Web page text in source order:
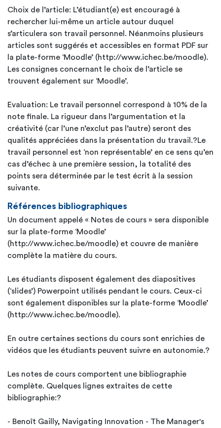
Choix de l’article: L’étudiant(e) est encouragé à
rechercher lui-même un article autour duquel
s’articulera son travail personnel. Néanmoins plusieurs
articles sont suggérés et accessibles en format PDF sur
la plate-forme ‘Moodle’ (http://www.ichec.be/moodle).
Les consignes concernant le choix de l’article se
trouvent également sur ‘Moodle’.
Evaluation: Le travail personnel correspond à 10% de la
note finale. La rigueur dans l’argumentation et la
créativité (car l’une n’exclut pas l’autre) seront des
qualités appréciées dans la présentation du travail.?Le
travail personnel est ‘non représentable’ en ce sens qu’en
cas d’échec à une première session, la totalité des
points sera déterminée par le test écrit à la session
suivante.
Références bibliographiques
Un document appelé « Notes de cours » sera disponible
sur la plate-forme ‘Moodle’
(http://www.ichec.be/moodle) et couvre de manière
complète la matière du cours.
Les étudiants disposent également des diapositives
(‘slides’) Powerpoint utilisés pendant le cours. Ceux-ci
sont également disponibles sur la plate-forme ‘Moodle’
(http://www.ichec.be/moodle).
En outre certaines sections du cours sont enrichies de
vidéos que les étudiants peuvent suivre en autonomie.?
Les notes de cours comportent une bibliographie
complète. Quelques lignes extraites de cette
bibliographie:?
- Benoît Gailly, Navigating Innovation - The Manager's